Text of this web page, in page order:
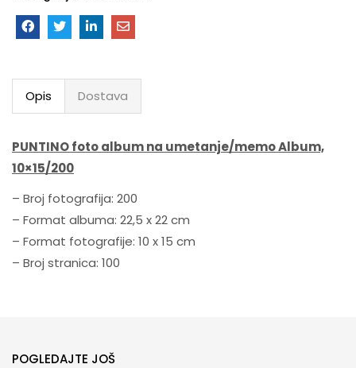
Opis Dostava
PUNTINO foto album na umetanje/memo Album,
10×15/200
– Broj fotografija: 200
– Format albuma: 22,5 x 22 cm
– Format fotografije: 10 x 15 cm
– Broj stranica: 100
POGLEDAJTE JOŠ